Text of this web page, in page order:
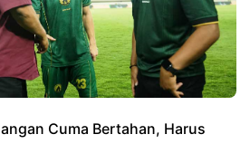
Cuma Bertahan, Harus